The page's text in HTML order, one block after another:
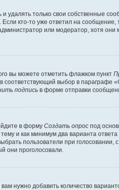
только свои собственные
кто-то уже ответил на
или модератор, хотя
вы можете отметить флажком пункт
выбор в параграфе
подпись в форме отправки
в форму Создать опрос под
и как минимум два варианта
пользователи при
они проголосовали.
нужно добавить количество